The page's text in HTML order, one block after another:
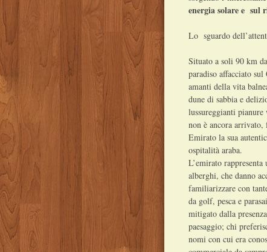
energia solare e sul
Lo sguardo
Situato a soli 90 km
paradiso affacciato
amanti della vita
dune di sabbia e
lussureggianti
non è ancora arrivato,
Emirato la sua
ospitalità araba.
L’emirato
alberghi, che danno
familiarizzare con
da golf, pesca e
mitigato dalla
paesaggio; chi
nomi con cui era